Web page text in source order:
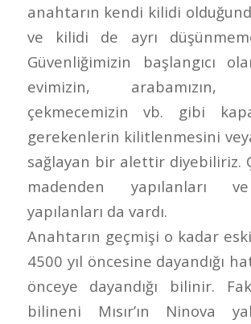
anahtarın kendi kilidi
ve kilidi de ayrı
Güvenliğimizin başlangıcı
evimizin, arabamızın,
çekmecemizin vb. gibi
gerekenlerin kilitlenmesini veya
sağlayan bir alettir diyebiliriz.
madenden yapılanları
yapılanları da vardı.
Anahtarın geçmişi o kadar
4500 yıl öncesine dayandığı
önceye dayandığı bilinir.
bilineni Mısır’ın Ninova